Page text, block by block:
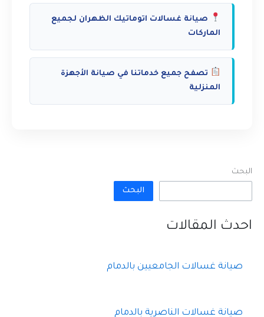
صيانة غسالات اتوماتيك الظهران لجميع
الماركات
تصفح جميع خدماتنا في صيانة الأجهزة
المنزلية
البحث
البحث
احدث المقالات
صيانة غسالات الجامعيين بالدمام
صيانة غسالات الناصرية بالدمام